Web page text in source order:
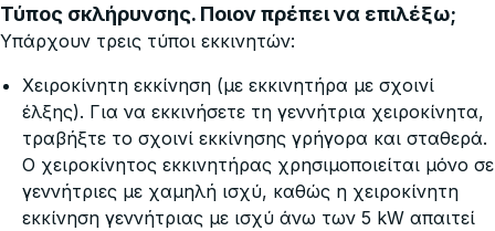
Τύπος σκλήρυνσης. Ποιον πρέπει να επιλέξω;
Υπάρχουν τρεις τύποι εκκινητών:
Χειροκίνητη εκκίνηση (με εκκινητήρα με σχοινί
έλξης). Για να εκκινήσετε τη γεννήτρια χειροκίνητα,
τραβήξτε το σχοινί εκκίνησης γρήγορα και σταθερά.
Ο χειροκίνητος εκκινητήρας χρησιμοποιείται μόνο σε
γεννήτριες με χαμηλή ισχύ, καθώς η χειροκίνητη
εκκίνηση γεννήτριας με ισχύ άνω των 5 kW απαιτεί